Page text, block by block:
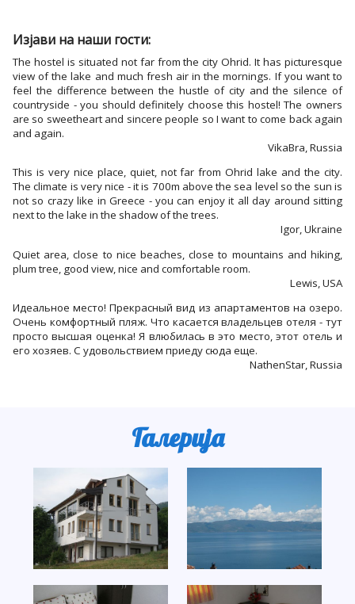
Изјави на наши гости:
The hostel is situated not far from the city Ohrid. It has picturesque
view of the lake and much fresh air in the mornings. If you want to
feel the difference between the hustle of city and the silence of
countryside - you should definitely choose this hostel! The owners
are so sweetheart and sincere people so I want to come back again
and again.
VikaBra, Russia
This is very nice place, quiet, not far from Ohrid lake and the city.
The climate is very nice - it is 700m above the sea level so the sun is
not so crazy like in Greece - you can enjoy it all day around sitting
next to the lake in the shadow of the trees.
Igor, Ukraine
Quiet area, close to nice beaches, close to mountains and hiking,
plum tree, good view, nice and comfortable room.
Lewis, USA
Идеальное место! Прекрасный вид из апартаментов на озеро.
Очень комфортный пляж. Что касается владельцев отеля - тут
просто высшая оценка! Я влюбилась в это место, этот отель и
его хозяев. С удовольствием приеду сюда еще.
NathenStar, Russia
Галерија